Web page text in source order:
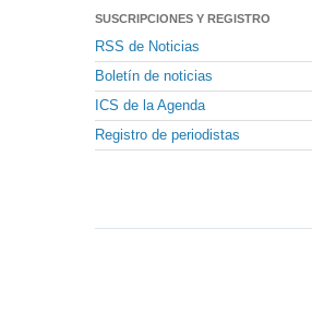
SUSCRIPCIONES Y REGISTRO
RSS de Noticias
Boletín de noticias
ICS de la Agenda
Registro de periodistas